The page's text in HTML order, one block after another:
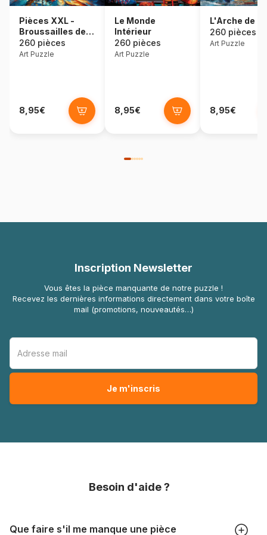
Pièces XXL -
Broussailles de la
Mer
260 pièces
Art Puzzle
8,95€
Le Monde
Intérieur
260 pièces
Art Puzzle
8,95€
L'Arche de
260 pièces
Art Puzzle
8,95€
Inscription Newsletter
Vous êtes la pièce manquante de notre puzzle !
Recevez les dernières informations directement dans votre boîte
mail (promotions, nouveautés…)
Besoin d'aide ?
Que faire s'il me manque une pièce